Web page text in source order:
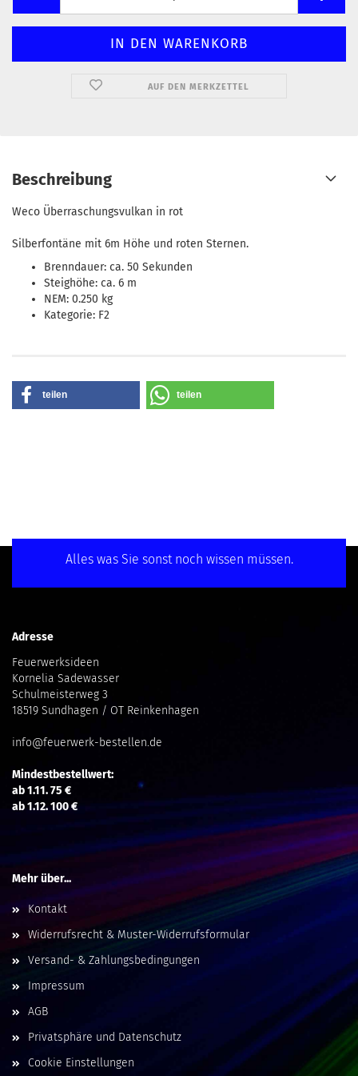
AUF DEN MERKZETTEL
Beschreibung
Weco Überraschungsvulkan in rot
Silberfontäne mit 6m Höhe und roten Sternen.
Brenndauer: ca. 50 Sekunden
Steighöhe: ca. 6 m
NEM: 0.250 kg
Kategorie: F2
teilen teilen
Alles was Sie sonst noch wissen müssen.
Adresse
Feuerwerksideen
Kornelia Sadewasser
Schulmeisterweg 3
18519 Sundhagen / OT Reinkenhagen
info@feuerwerk-bestellen.de
Mindestbestellwert:
ab 1.11. 75 €
ab 1.12. 100 €
Mehr über...
Kontakt
Widerrufsrecht & Muster-Widerrufsformular
Versand- & Zahlungsbedingungen
Impressum
AGB
Privatsphäre und Datenschutz
Cookie Einstellungen